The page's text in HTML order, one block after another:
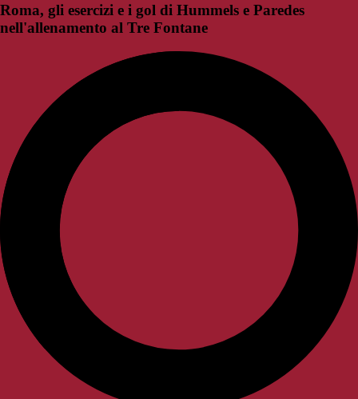
Roma, gli esercizi e i gol di Hummels e Paredes
nell'allenamento al Tre Fontane